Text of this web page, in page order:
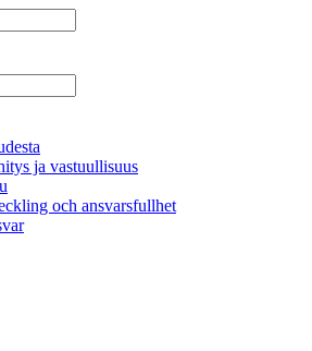
ja vastuullisuus
och ansvarsfullhet